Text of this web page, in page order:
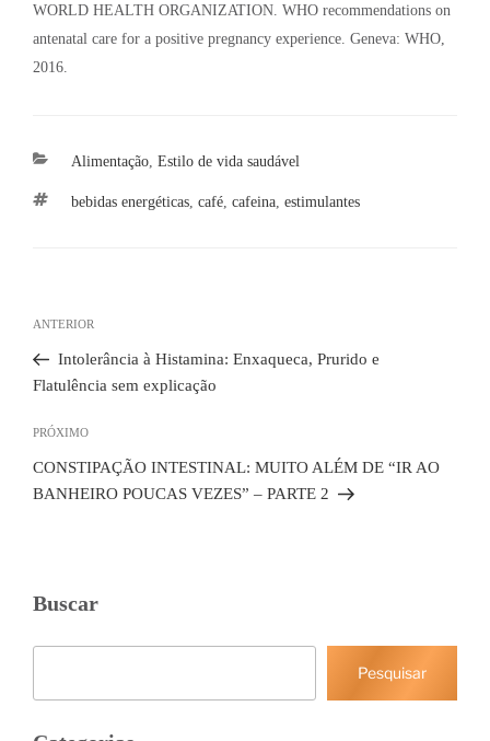
WORLD HEALTH ORGANIZATION. WHO recommendations on
antenatal care for a positive pregnancy experience. Geneva: WHO,
2016.
Categorias
Alimentação Estilo de vida saudável
Tags
bebidas energéticas café cafeina estimulantes
de
Post
Post
anterior
ANTERIOR
Intolerância à Histamina: Enxaqueca, Prurido e
Flatulência sem explicação
Próximo
post
PRÓXIMO
CONSTIPAÇÃO INTESTINAL: MUITO ALÉM DE “IR AO
BANHEIRO POUCAS VEZES” – PARTE 2
Buscar
Pesquisar